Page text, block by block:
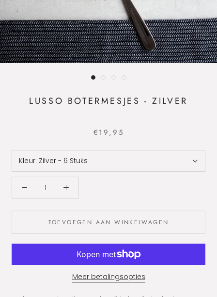
LUSSO BOTERMESJES - ZILVER
€19,95
Kleur: Zilver - 6 Stuks
TOEVOEGEN AAN WINKELWAGEN
Meer betalingsopties